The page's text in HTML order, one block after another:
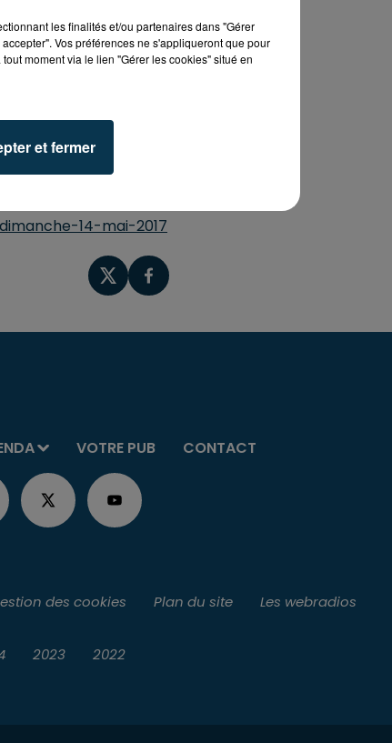
par vos soins.
14-mai-2017
VOTRE PUB CONTACT
des cookies Plan du site Les webradios
2023 2022
les finalités et/ou partenaires dans "Gérer
Vos préférences ne s'appliqueront que pour
moment via le lien "Gérer les cookies" situé en
et fermer